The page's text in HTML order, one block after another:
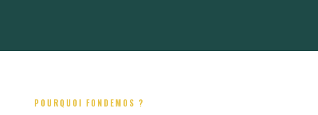
POURQUOI FONDEMOS ?